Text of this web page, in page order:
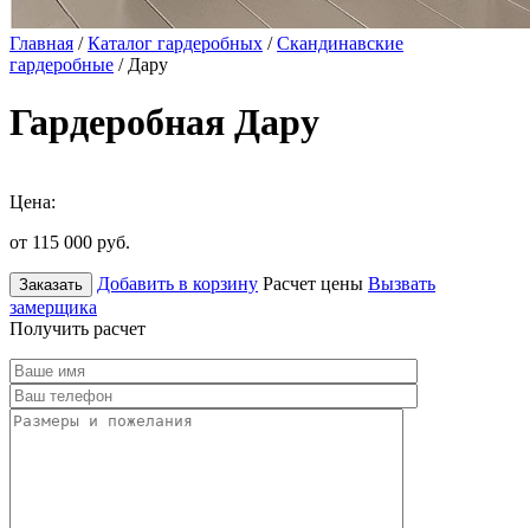
Главная /Каталог гардеробных /Скандинавские
гардеробные / Дару
Гардеробная Дару
Цена:
от 115 000 руб.
Заказать Добавить в корзину Расчет цены Вызвать
замерщика
Получить расчет